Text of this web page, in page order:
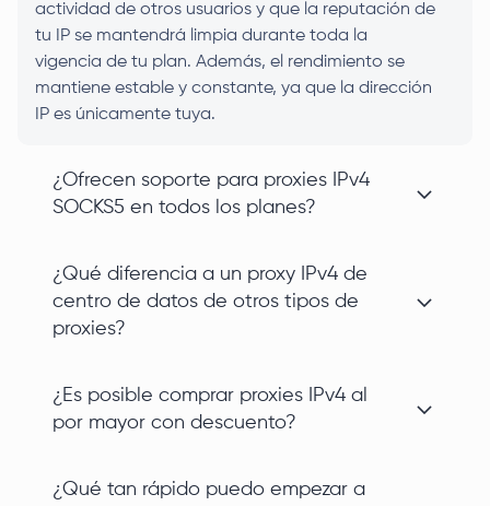
actividad de otros usuarios y que la reputación de
tu IP se mantendrá limpia durante toda la
vigencia de tu plan. Además, el rendimiento se
mantiene estable y constante, ya que la dirección
IP es únicamente tuya.
¿Ofrecen soporte para proxies IPv4
SOCKS5 en todos los planes?
¿Qué diferencia a un proxy IPv4 de
centro de datos de otros tipos de
proxies?
¿Es posible comprar proxies IPv4 al
por mayor con descuento?
¿Qué tan rápido puedo empezar a